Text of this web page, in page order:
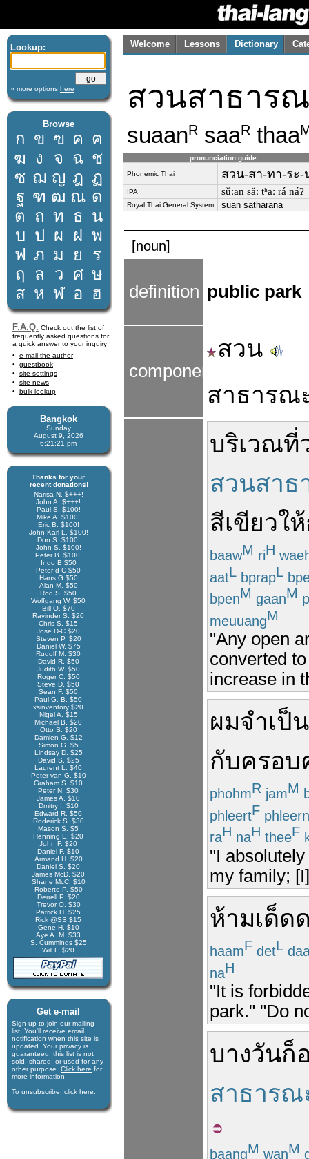
Lookup:
» more options here
Browse
ก ข ฃ ค ฅ
ฆ ง จ ฉ ช
ซ ฌ ญ ฎ ฏ
ฐ ฑ ฒ ณ ด
ต ถ ท ธ น
บ ป ผ ฝ พ
ฟ ภ ม ย
ร
ฤ
ล ว ศ ษ
ส ห ฬ อ ฮ
F.A.Q. Check out the list of
frequently asked questions for
a quick answer to your inquiry
e-mail the author
guestbook
site settings
site news
bulk lookup
Bangkok
Sunday
August 9, 2026
6:21:21 pm
Thanks for your
recent donations!
Narisa N. $+++!
John A. $+++!
Paul S. $100!
Mike A. $100!
Eric B. $100!
John Karl L. $100!
Don S. $100!
John S. $100!
Peter B. $100!
Ingo B $50
Peter d C $50
Hans G $50
Alan M. $50
Rod S. $50
Wolfgang W. $50
Bill O. $70
Ravinder S. $20
Chris S. $15
Jose D-C $20
Steven P. $20
Daniel W. $75
Rudolf M. $30
David R. $50
Judith W. $50
Roger C. $50
Steve D. $50
Sean F. $50
Paul G. B. $50
xsinventory $20
Nigel A. $15
Michael B. $20
Otto S. $20
Damien G. $12
Simon G. $5
Lindsay D. $25
David S. $25
Laurent L. $40
Peter van G. $10
Graham S. $10
Peter N. $30
James A. $10
Dmitry I. $10
Edward R. $50
Roderick S. $30
Mason S. $5
Henning E. $20
John F. $20
Daniel F. $10
Armand H. $20
Daniel S. $20
James McD. $20
Shane McC. $10
Roberto P. $50
Derrell P. $20
Trevor O. $30
Patrick H. $25
Rick @SS $15
Gene H. $10
Aye A. M. $33
S. Cummings $25
Will F. $20
Get e-mail
Sign-up to join our mail­ing
list. You'll receive e­mail
notification when this site is
updated. Your privacy is
guaran­teed; this list is not
sold, shared, or used for any
other purpose. Click here for
more infor­mation.
To unsubscribe, click here
Welcome Lessons Dictionary
สวนสาธาร
suaanR saaR thaa
pronunciation guide
Phonemic Thai สวน-สา-ทา-ระ-
IPA sǔːan sǎː tʰaː rá náʔ
Royal Thai General System suan satharana
[noun]
definition public park
components
สวน
สาธารณ
บริเวณที่
สวนสาธ
สีเขียวให้
baawM riH
aatL bprapL
bpenM gaanM
meuuangM
"Any open
converted
increase in
ผมจำเป็
กับครอบ
phohmR jamM
phleertF phleern
raH naH theeF
"I
my family;
ห้ามเด็ด
haamF detL
naH
"It is
park." "Do
บางวันก็
สาธารณ
baangM wanM